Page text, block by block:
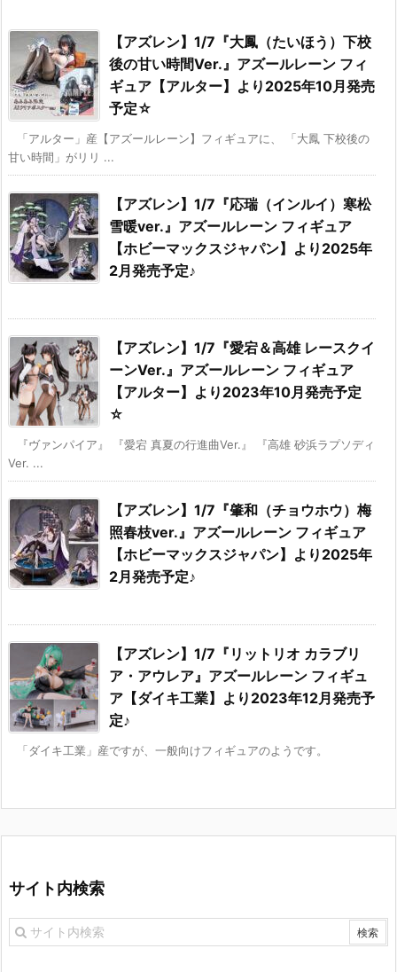
【アズレン】1/7『大鳳（たいほう）下校
後の甘い時間Ver.』アズールレーン フィ
ギュア【アルター】より2025年10月発売
予定☆
「アルター」産【アズールレーン】フィギュアに、 「大鳳 下校後の
甘い時間」がリリ ...
【アズレン】1/7『応瑞（インルイ）寒松
雪暖ver.』アズールレーン フィギュア
【ホビーマックスジャパン】より2025年
2月発売予定♪
【アズレン】1/7『愛宕＆高雄 レースクイ
ーンVer.』アズールレーン フィギュア
【アルター】より2023年10月発売予定
☆
『ヴァンパイア』 『愛宕 真夏の行進曲Ver.』 『高雄 砂浜ラプソディ
Ver. ...
【アズレン】1/7『肇和（チョウホウ）梅
照春枝ver.』アズールレーン フィギュア
【ホビーマックスジャパン】より2025年
2月発売予定♪
【アズレン】1/7『リットリオ カラブリ
ア・アウレア』アズールレーン フィギュ
ア【ダイキ工業】より2023年12月発売予
定♪
「ダイキ工業」産ですが、一般向けフィギュアのようです。
サイト内検索